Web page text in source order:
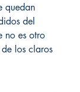
quedan
del
no es otro
los claros